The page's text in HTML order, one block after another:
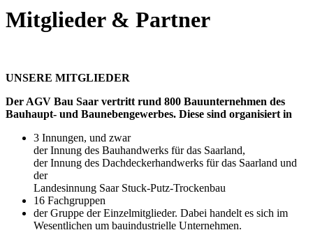
Mitglieder & Partner
UNSERE MITGLIEDER
Der AGV Bau Saar vertritt rund 800 Bauunternehmen des
Bauhaupt- und Baunebengewerbes. Diese sind organisiert in
3 Innungen, und zwar
der Innung des Bauhandwerks für das Saarland,
der Innung des Dachdeckerhandwerks für das Saarland und
der
Landesinnung Saar Stuck-Putz-Trockenbau
16 Fachgruppen
der Gruppe der Einzelmitglieder. Dabei handelt es sich im
Wesentlichen um bauindustrielle Unternehmen.